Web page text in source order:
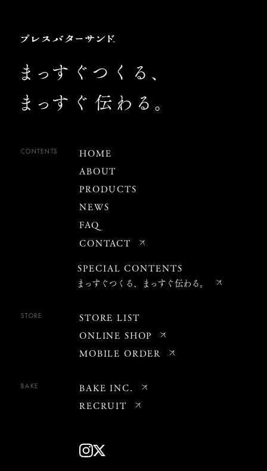
Press
Butter
Sand
ま っす ぐつくる、
ま っす ぐ 伝わる。
CONTENTS
HOME
ABOUT
PRODUCTS
NEWS
FAQ
CONTACT
SPECIAL CONTENTS
まっすぐつくる、まっすぐ伝わる。
STORE
STORE LIST
ONLINE SHOP
MOBILE ORDER
BAKE
BAKE INC.
RECRUIT